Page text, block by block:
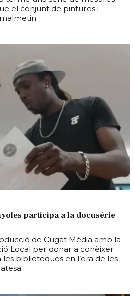
el conjunt de pintures i
participa a la docusèrie
de Cugat Mèdia amb la
Local per donar a conèixer
biblioteques en l’era de les